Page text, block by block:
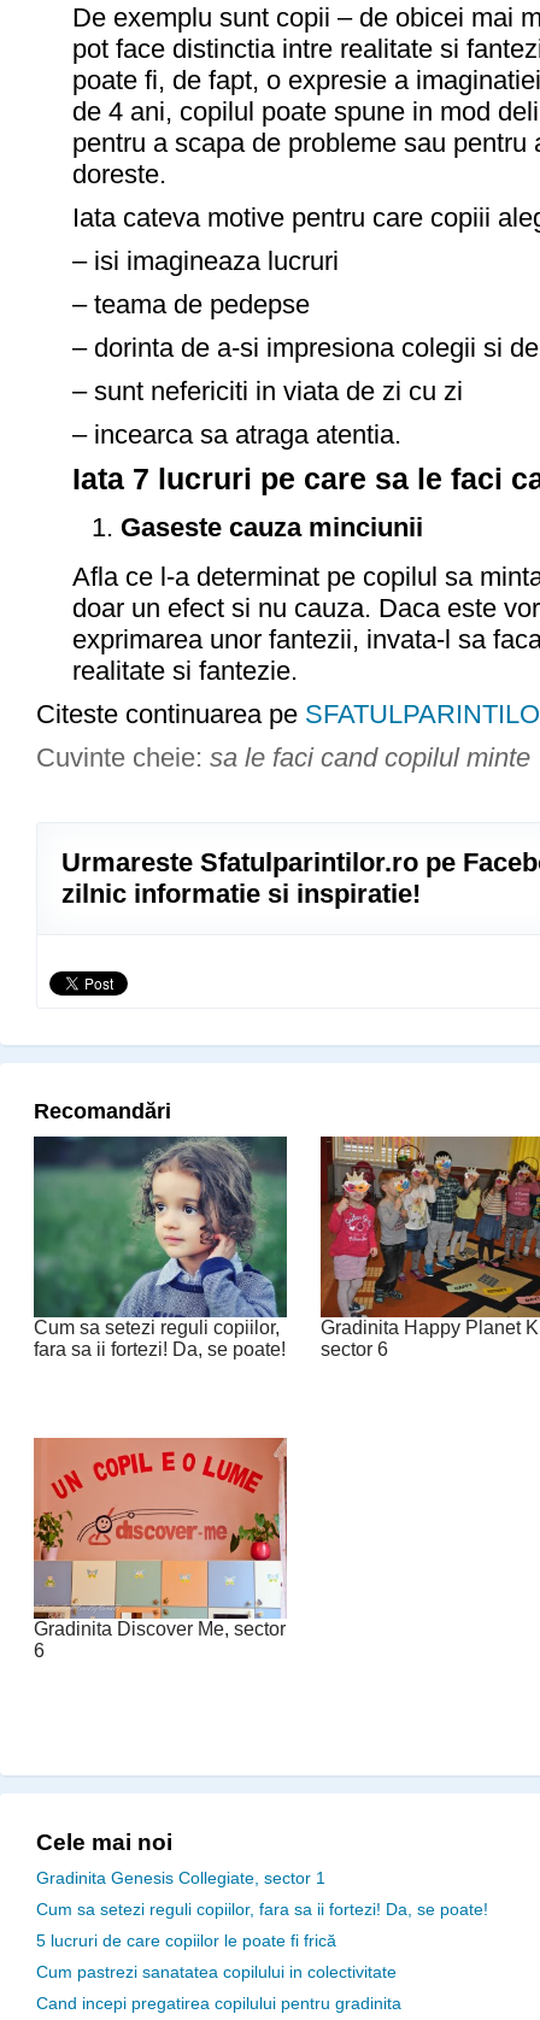
De exemplu sunt copii – de obicei mai
pot face distinctia intre realitate si
poate fi, de fapt, o expresie a
de 4 ani, copilul poate spune in mod
pentru a scapa de probleme sau pentru
doreste.
Iata cateva motive pentru care copiii
– isi imagineaza lucruri
– teama de pedepse
– dorinta de a-si impresiona colegii si
– sunt nefericiti in viata de zi cu zi
– incearca sa atraga atentia.
Iata 7 lucruri pe care sa le faci
Gaseste cauza minciunii
Afla ce l-a determinat pe copilul sa
doar un efect si nu cauza. Daca este
exprimarea unor fantezii, invata-l sa
realitate si fantezie.
Citeste continuarea pe
Cuvinte cheie: sa le faci cand copilul minte
Urmareste Sfatulparintilor.ro pe
zilnic informatie si inspiratie!
Recomandări
Cum sa setezi reguli copiilor,
fara sa ii fortezi! Da, se poate!
Gradinita Happy Planet
sector 6
Gradinita Discover Me, sector
6
Cele mai noi
Gradinita Genesis Collegiate, sector 1
Cum sa setezi reguli copiilor, fara sa ii fortezi! Da, se poate!
5 lucruri de care copiilor le poate fi frică
Cum pastrezi sanatatea copilului in colectivitate
Cand incepi pregatirea copilului pentru gradinita